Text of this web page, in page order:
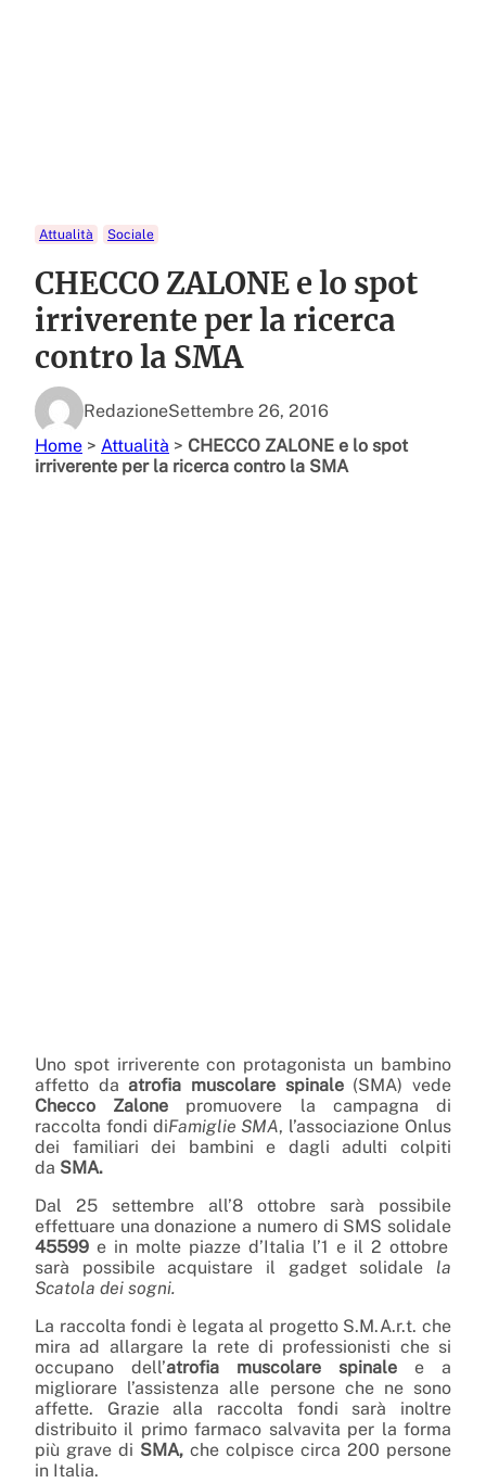
Attualità Sociale
CHECCO ZALONE e lo spot
irriverente per la ricerca
contro la SMA
RedazioneSettembre 26, 2016
Home > Attualità > CHECCO ZALONE e lo spot
irriverente per la ricerca contro la SMA
Uno spot irriverente con protagonista un bambino
affetto daatrofia muscolare spinale(SMA) vede
Checco Zalone promuovere la campagna di
raccolta fondi diFamiglie SMA, l’associazione Onlus
dei familiari dei bambini e dagli adulti colpiti
da SMA.
Dal 25 settembre all’8 ottobre sarà possibile
effettuare una donazione a numero di SMS solidale
45599 e in molte piazze d’Italia l’1 e il 2 ottobre
sarà possibile acquistare il gadget solidale la
Scatola dei sogni.
La raccolta fondi è legata al progetto S.M.A.r.t. che
mira ad allargare la rete di professionisti che si
occupano dell’atrofia muscolare spinale e a
migliorare l’assistenza alle persone che ne sono
affette. Grazie alla raccolta fondi sarà inoltre
distribuito il primo farmaco salvavita per la forma
più grave di SMA, che colpisce circa 200 persone
in Italia.